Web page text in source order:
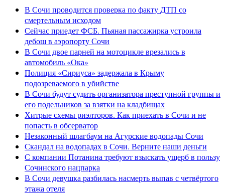
В Сочи проводится проверка по факту ДТП со
смертельным исходом
Сейчас приедет ФСБ. Пьяная пассажирка устроила
дебош в аэропорту Сочи
В Сочи двое парней на мотоцикле врезались в
автомобиль «Ока»
Полиция «Сириуса» задержала в Крыму
подозреваемого в убийстве
В Сочи будут судить организатора преступной группы и
его подельников за взятки на кладбищах
Хитрые схемы риэлторов. Как приехать в Сочи и не
попасть в обсерватор
Незаконный шлагбаум на Агурские водопады Сочи
Скандал на водопадах в Сочи. Верните наши деньги
С компании Потанина требуют взыскать ущерб в пользу
Сочинского нацпарка
В Сочи девушка разбилась насмерть выпав с четвёртого
этажа отеля